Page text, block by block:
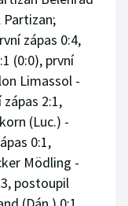
Partizan;
zápas 0:4,
(0:0), první
Limassol -
2:1,
(Luc.) -
0:1,
Mödling -
postoupil